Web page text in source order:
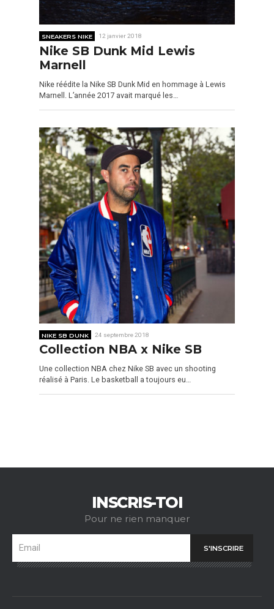
SNEAKERS NIKE 12 janvier 2018
Nike SB Dunk Mid Lewis
Marnell
Nike réédite la Nike SB Dunk Mid en hommage à Lewis
Marnell. L’année 2017 avait marqué les…
NIKE SB DUNK 24 septembre 2018
Collection NBA x Nike SB
Une collection NBA chez Nike SB avec un shooting
réalisé à Paris. Le basketball a toujours eu…
INSCRIS-TOI
Pour ne rien manquer